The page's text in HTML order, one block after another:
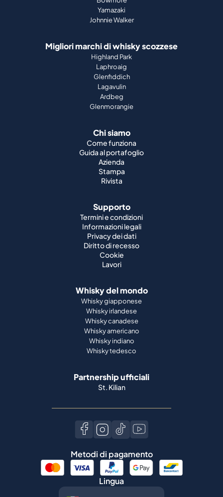
Yamazaki
Johnnie Walker
Migliori marchi di whisky scozzese
Highland Park
Laphroaig
Glenfiddich
Lagavulin
Ardbeg
Glenmorangie
Chi siamo
Come funziona
Guida al portafoglio
Azienda
Stampa
Rivista
Supporto
Termini e condizioni
Informazioni legali
Privacy dei dati
Diritto di recesso
Cookie
Lavori
Whisky del mondo
Whisky giapponese
Whisky irlandese
Whisky canadese
Whisky americano
Whisky indiano
Whisky tedesco
Partnership ufficiali
St. Kilian
Metodi di pagamento
Lingua